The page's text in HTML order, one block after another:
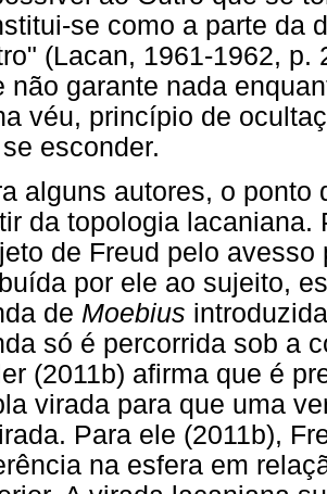
se como a parte da
(Lacan, 1961-1962, p.
não garante nada
véu, princípio de
esconder.
alguns autores, o
da topologia lacaniana.
de Freud pelo
por ele ao sujeito,
de Moebius
só é percorrida sob a
(2011b) afirma que é
virada para que uma
Para ele (2011b),
na esfera em